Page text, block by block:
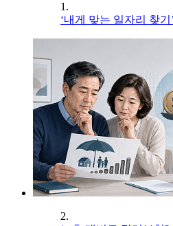
1.
‘내게 맞는 일자리 찾
2.